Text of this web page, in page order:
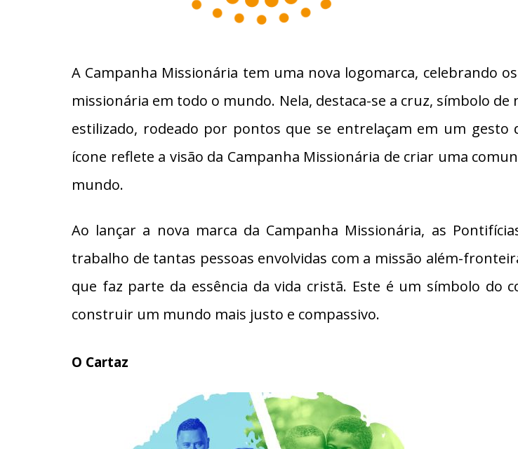
A Campanha Missionária tem uma nova logomarca, celebrando
missionária em todo o mundo. Nela, destaca-se a cruz, símbolo
estilizado, rodeado por pontos que se entrelaçam em um gesto
ícone reflete a visão da Campanha Missionária de criar uma
mundo.
Ao lançar a nova marca da Campanha Missionária, as
trabalho de tantas pessoas envolvidas com a missão além-
que faz parte da essência da vida cristã. Este é um símbolo do
construir um mundo mais justo e compassivo.
O Cartaz